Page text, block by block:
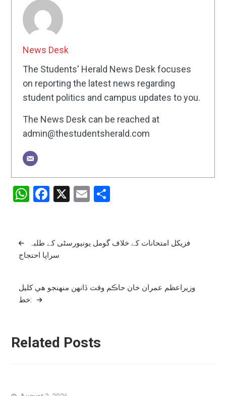
News Desk
The Students' Herald News Desk focuses
on reporting the latest news regarding
student politics and campus updates to you.
The News Desk can be reached at
admin@thestudentsherald.com
WhatsApp
Facebook
X EmailShare
Post
navigation
فزیکل امتحانات کے خلاف گومل یونیورسٹی کے طلبہ
سراپا احتجاج
وزيراعظم عمران خان حاڪم وقت ڏانهن منهنجو ھي کليل
خط:
Related Posts